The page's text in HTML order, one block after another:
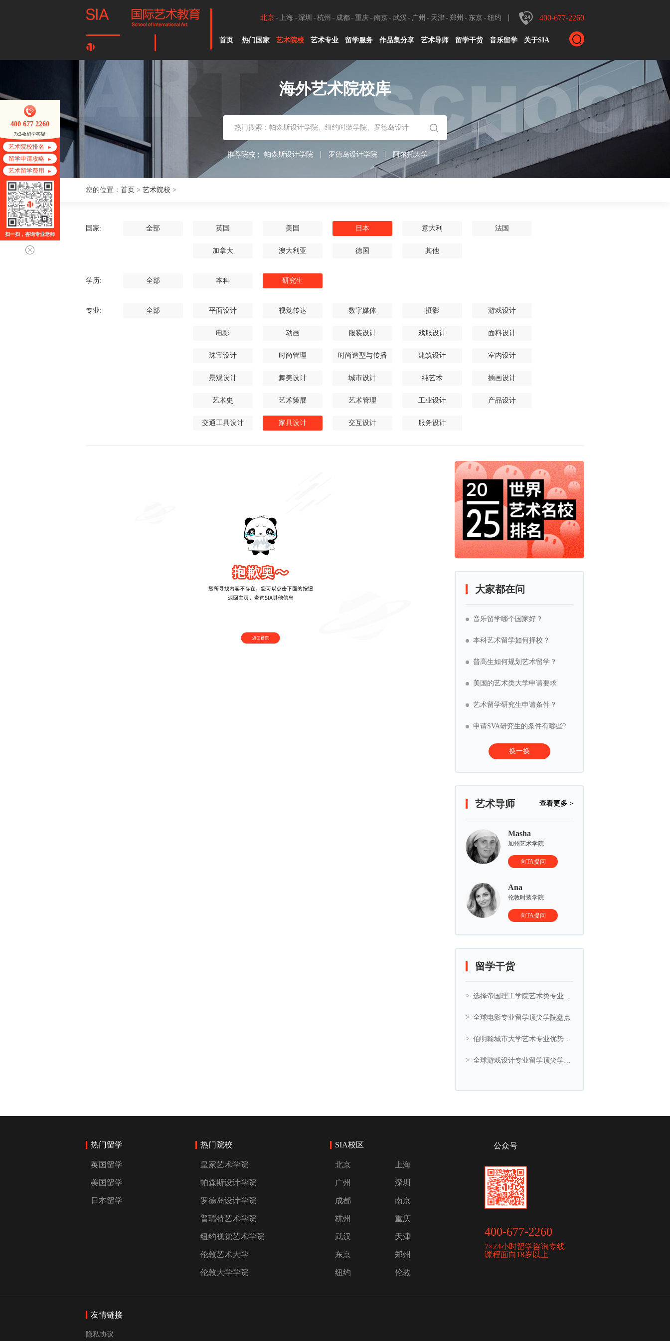
400-677-2260
北京 上海 深圳 杭州 成都 重庆 南京 武汉 广州 天津 郑州 东京 纽约
首页 热门国家 艺术院校 艺术专业 留学服务 作品集分享 艺术导师 留学干货 音乐留学 关于SIA
海外艺术院校库
推荐院校： 帕森斯设计学院 罗德岛设计学院 阿尔托大学
您的位置： 首页 > 艺术院校 >
国家: 全部 英国 美国 日本 意大利 法国
加拿大 澳大利亚 德国 其他
学历: 全部 本科 研究生
专业: 全部 平面设计 视觉传达 数字媒体 摄影 游戏设计
电影 动画 服装设计 戏服设计 面料设计
珠宝设计 时尚管理 时尚造型与传播 建筑设计 室内设计
景观设计 舞美设计 城市设计 纯艺术 插画设计
艺术史 艺术策展 艺术管理 工业设计 产品设计
交通工具设计 家具设计 交互设计 服务设计
大家都在问
音乐留学哪个国家好？
本科艺术留学如何择校？
普高生如何规划艺术留学？
美国的艺术类大学申请要求
艺术留学研究生申请条件？
申请SVA研究生的条件有哪些?
换一换
查看更多 >
艺术导师
Masha
加州艺术学院
向TA提问
Ana
伦敦时装学院
向TA提问
留学干货
选择帝国理工学院艺术类专业的5大理由
全球电影专业留学顶尖学院盘点
伯明翰城市大学艺术专业优势与艺术相关专业推荐
全球游戏设计专业留学顶尖学院盘点
热门留学
英国留学
美国留学
日本留学
热门院校
皇家艺术学院
帕森斯设计学院
罗德岛设计学院
普瑞特艺术学院
纽约视觉艺术学院
伦敦艺术大学
伦敦大学学院
SIA校区
北京 上海
广州 深圳
成都 南京
杭州 重庆
武汉 天津
东京 郑州
纽约 伦敦
公众号
400-677-2260
7×24小时留学咨询专线
课程面向18岁以上
友情链接
隐私协议
400 677 2260
7x24h留学答疑
艺术院校排名
留学申请攻略
艺术留学费用
扫一扫，咨询专业老师